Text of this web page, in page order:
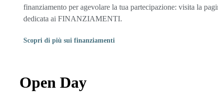
finanziamento per agevolare la tua partecipazione: visita la
dedicata ai FINANZIAMENTI.
Scopri di più sui finanziamenti
Open Day